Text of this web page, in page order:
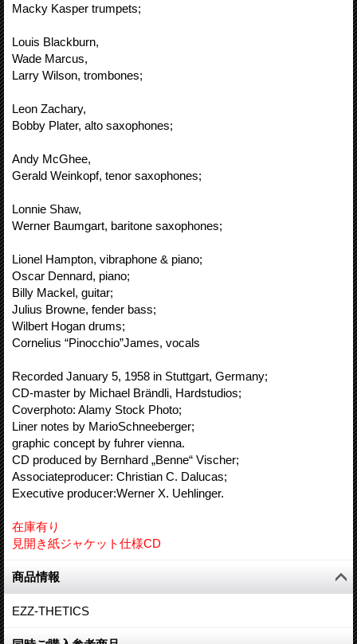
Macky Kasper trumpets;
Louis Blackburn,
Wade Marcus,
Larry Wilson, trombones;
Leon Zachary,
Bobby Plater, alto saxophones;
Andy McGhee,
Gerald Weinkopf, tenor saxophones;
Lonnie Shaw,
Werner Baumgart, baritone saxophones;
Lionel Hampton, vibraphone & piano;
Oscar Dennard, piano;
Billy Mackel, guitar;
Julius Browne, fender bass;
Wilbert Hogan drums;
Cornelius “Pinocchio”James, vocals
Recorded January 5, 1958 in Stuttgart, Germany;
CD-master by Michael Brändli, Hardstudios;
Coverphoto: Alamy Stock Photo;
Liner notes by MarioSchneeberger;
graphic concept by fuhrer vienna.
CD produced by Bernhard „Benne“ Vischer;
Associateproducer: Christian C. Dalucas;
Executive producer:Werner X. Uehlinger.
在庫有り
見開き紙ジャケット仕様CD
商品情報
EZZ-THETICS